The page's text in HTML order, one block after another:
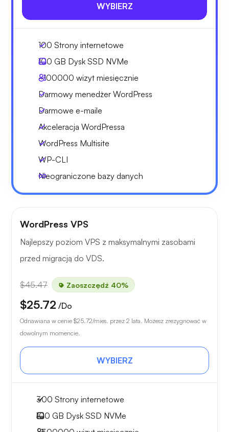
WYBIERZ
100 Strony internetowe
100 GB Dysk SSD NVMe
~100000 wizyt miesięcznie
Darmowy menedżer WordPress
Darmowe e-maile
Akceleracja WordPressa
WordPress Multisite
WP-CLI
Nieograniczone bazy danych
WordPress VPS
Najlepszy poziom VPS z maksymalnymi zasobami
przed migracją do VDS.
$45.47 Zaoszczędź 40%
$25.72 /Do
Odnawiana w cenie $25.72/mies. przez 2 lata. Możesz zrezygnować w
dowolnym momencie.
WYBIERZ
300 Strony internetowe
100 GB Dysk SSD NVMe